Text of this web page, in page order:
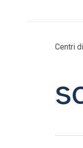
Centri